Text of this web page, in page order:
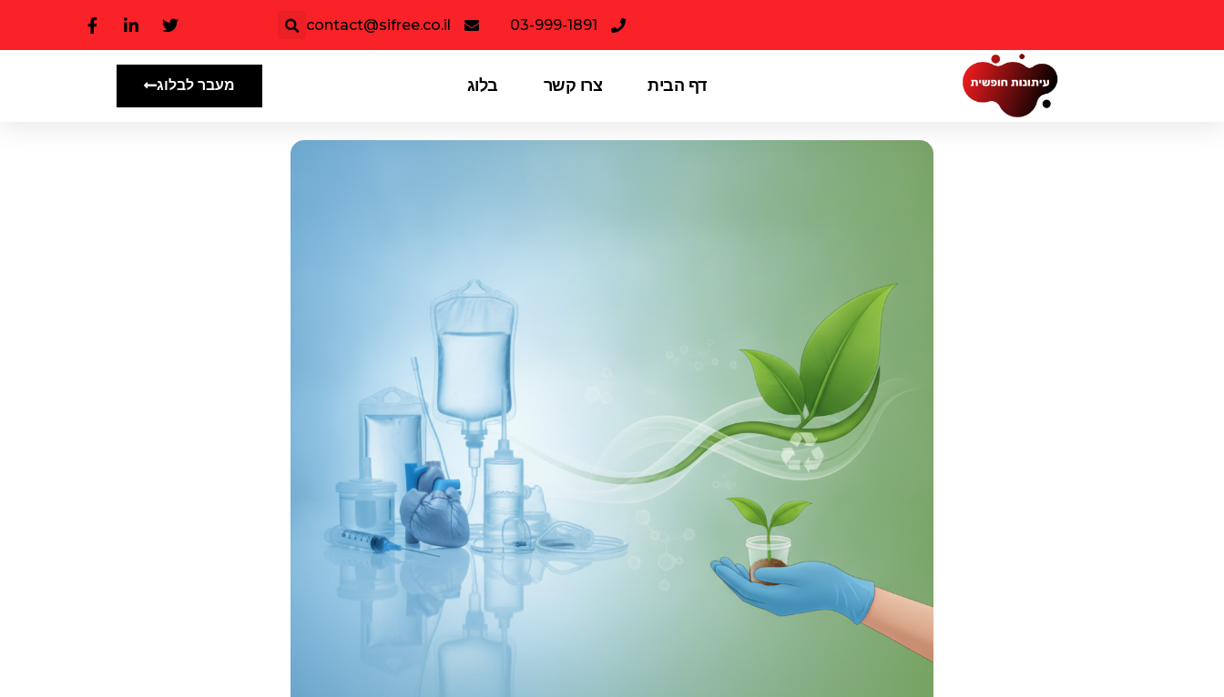
03-999-1891
contact@sifree.co.il
דף הבית צרו קשר בלוג מעבר לבלוג